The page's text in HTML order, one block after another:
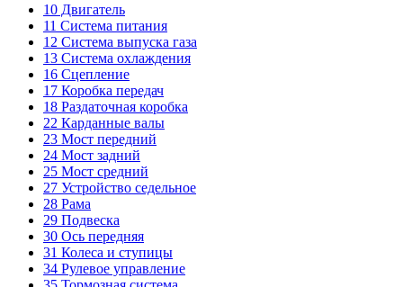
10 Двигатель
11 Система питания
12 Система выпуска газа
13 Система охлаждения
16 Сцепление
17 Коробка передач
18 Раздаточная коробка
22 Карданные валы
23 Мост передний
24 Мост задний
25 Мост средний
27 Устройство седельное
28 Рама
29 Подвеска
30 Ось передняя
31 Колеса и ступицы
34 Рулевое управление